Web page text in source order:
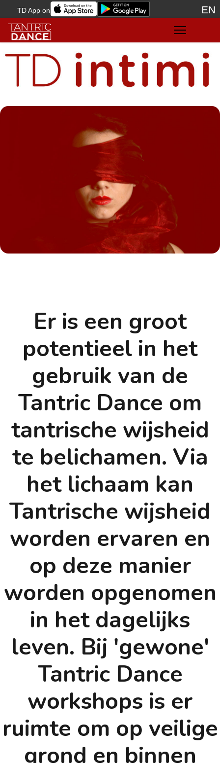
TD App on EN
Er is een groot
potentieel in het
gebruik van de
Tantric Dance om
tantrische wijsheid
te belichamen. Via
het lichaam kan
Tantrische wijsheid
worden ervaren en
op deze manier
worden opgenomen
in het dagelijks
leven. Bij 'gewone'
Tantric Dance
workshops is er
ruimte om op veilige
grond en binnen